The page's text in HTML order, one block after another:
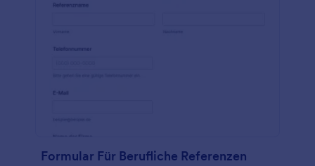
Formular Für Berufliche Referenzen